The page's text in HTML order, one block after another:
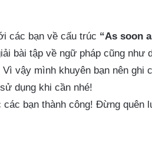
các bạn về cấu trúc “As soon
bài tập về ngữ pháp cũng như
Vì vậy mình khuyên bạn nên
dụng khi cần nhé!
bạn thành công! Đừng quên